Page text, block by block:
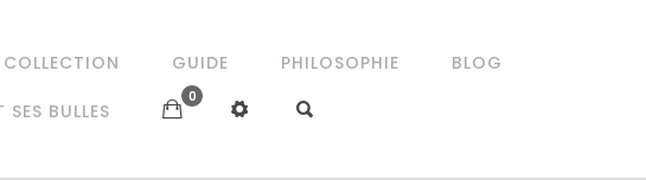
COLLECTION GUIDE PHILOSOPHIE BLOG
BULLES
0